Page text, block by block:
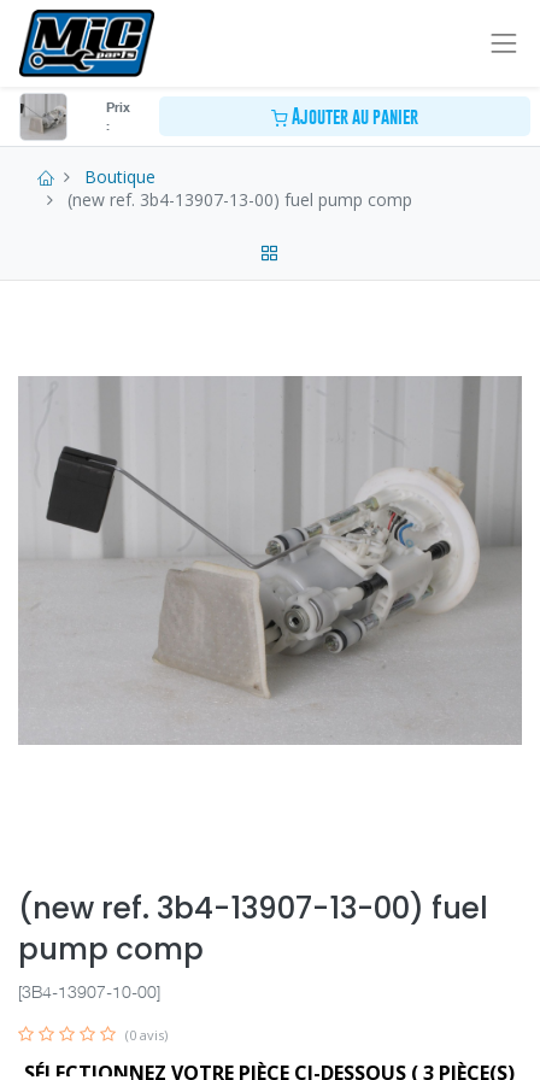
Prix
:
Ajouter au panier
Boutique
(new ref. 3b4-13907-13-00) fuel pump comp
(new ref. 3b4-13907-13-00) fuel
pump comp
[3B4-13907-10-00]
(0 avis)
SÉLECTIONNEZ VOTRE PIÈCE CI-DESSOUS (3 PIÈCE(S)